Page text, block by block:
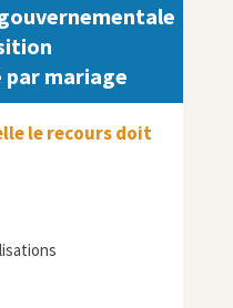
mariage
le recours doit